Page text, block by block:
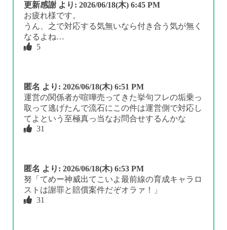
更新感謝 より: 2026/06/18(木) 6:45 PM
お疲れ様です。
うん、之で対応する気無いなら付き合う気が無く
なるよね…
5
匿名 より: 2026/06/18(木) 6:51 PM
運営の関係者が喧嘩売ってきた挙句フレの垢乗っ
取って逃げたんで流石にこの件は運営側で対応し
てよという至極真っ当なお問合せするんかな
31
匿名 より: 2026/06/18(木) 6:53 PM
努「てめー神威出てこいよ最前線の育成キャラロ
ストは謝罪と賠償案件だぞオラァ！」
31